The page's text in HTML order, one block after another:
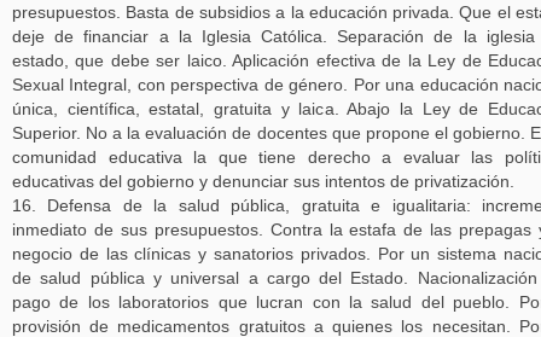
presupuestos. Basta de subsidios a la educación privada. Que el
deje de financiar a la Iglesia Católica. Separación de la iglesia
estado, que debe ser laico. Aplicación efectiva de la Ley de
Sexual Integral, con perspectiva de género. Por una educación
única, científica, estatal, gratuita y laica. Abajo la Ley de
Superior. No a la evaluación de docentes que propone el gobierno.
comunidad educativa la que tiene derecho a evaluar las
educativas del gobierno y denunciar sus intentos de privatización.
16. Defensa de la salud pública, gratuita e igualitaria:
inmediato de sus presupuestos. Contra la estafa de las prepagas
negocio de las clínicas y sanatorios privados. Por un sistema
de salud pública y universal a cargo del Estado.
pago de los laboratorios que lucran con la salud del pueblo.
provisión de medicamentos gratuitos a quienes los necesitan.